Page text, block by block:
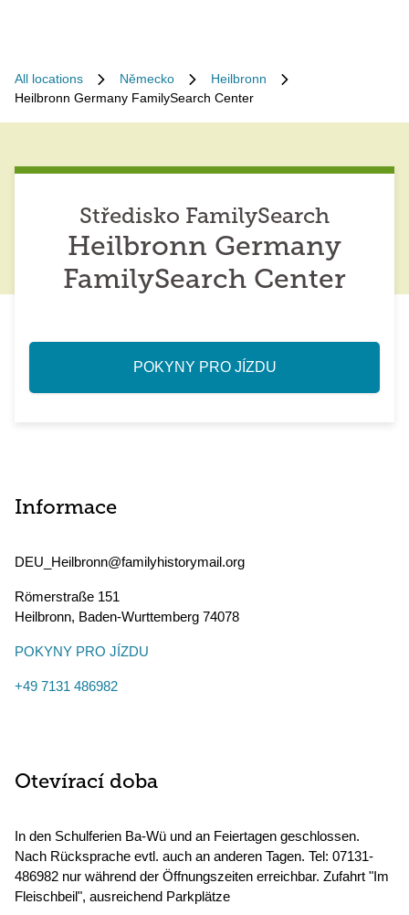
All locations Německo
Heilbronn
Heilbronn Germany FamilySearch Center
Středisko FamilySearch
Heilbronn Germany
FamilySearch Center
POKYNY PRO JÍZDU
Informace
DEU_Heilbronn@familyhistorymail.org
Römerstraße 151
Heilbronn, Baden-Wurttemberg 74078
POKYNY PRO JÍZDU
+49 7131 486982
Otevírací doba
In den Schulferien Ba-Wü und an Feiertagen geschlossen.
Nach Rücksprache evtl. auch an anderen Tagen. Tel: 07131-
486982 nur während der Öffnungszeiten erreichbar. Zufahrt "Im
Fleischbeil", ausreichend Parkplätze